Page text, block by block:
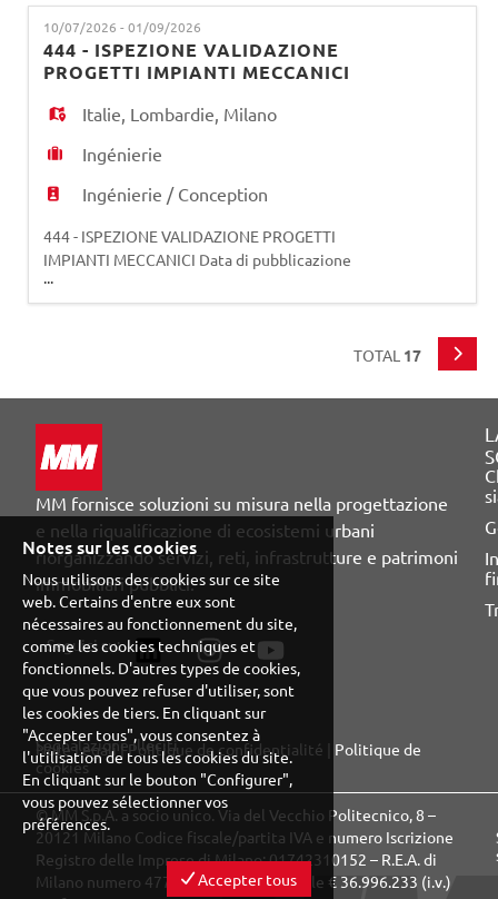
La risorsa ha l'obiettivo di pianificare le attività di
progettazione necessarie al mantenimento, alla
riqualificazione, alla ristrutturazione e alla
valorizzazione del pa
10/07/2026 - 01/09/2026
444 - ISPEZIONE VALIDAZIONE
PROGETTI IMPIANTI MECCANICI
Italie, Lombardie, Milano
Ingénierie
Ingénierie / Conception
444 - ISPEZIONE VALIDAZIONE PROGETTI
IMPIANTI MECCANICI Data di pubblicazione
bando: 10/07/2026 Data di scadenza bando:
01/09/2026 (salvo eventuale proroga da parte
occuperà delle attività di verifica dei p
...
TOTAL 17
MM fornisce soluzioni su misura nella progettazione
e nella riqualificazione di ecosistemi urbani
riorganizzando servizi, reti, infrastrutture e patrimoni
immobiliari pubblici.
Seguici su:
Segnalazione illeciti
Note Legali|Politique de confidentialité
Politique de
cookies
© MM S.p.A. a socio unico. Via del Vecchio Politecnico, 8 –
20121 Milano Codice fiscale/partita IVA e numero Iscrizione
Registro delle Imprese di Milano: 01742310152 – R.E.A. di
Milano numero 477753 – Capitale Sociale € 36.996.233 (i.v.)
Notes sur les cookies
Nous utilisons des cookies sur ce site
web. Certains d'entre eux sont
nécessaires au fonctionnement du site,
comme les cookies techniques et
fonctionnels. D'autres types de cookies,
que vous pouvez refuser d'utiliser, sont
les cookies de tiers. En cliquant sur
"Accepter tous", vous consentez à
l'utilisation de tous les cookies du site.
En cliquant sur le bouton "Configurer",
vous pouvez sélectionner vos
préférences.
Accepter tous